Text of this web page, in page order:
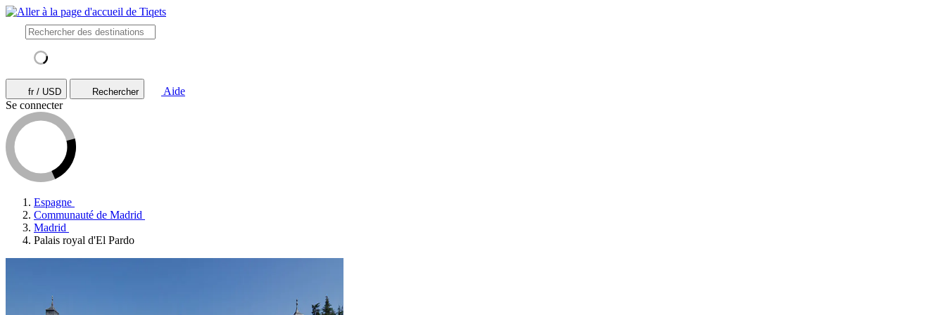
fr / USD Rechercher
Aide
Se connecter
Espagne
Communauté de Madrid
Madrid
Palais royal d'El Pardo